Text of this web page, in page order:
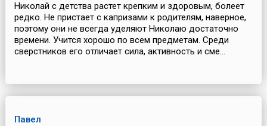
Николай с детства растет крепким и здоровым, болеет
редко. Не пристает с капризами к родителям, наверное,
поэтому они не всегда уделяют Николаю достаточно
времени. Учится хорошо по всем предметам. Среди
сверстников его отличает сила, активность и сме...
Павел